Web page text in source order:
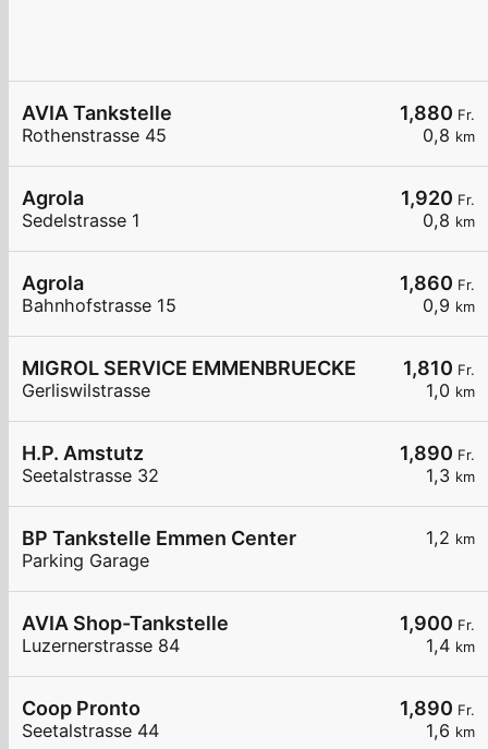
1,880 Fr.
0,8 km
AVIA Tankstelle
Rothenstrasse 45
1,920 Fr.
0,8 km
Agrola
Sedelstrasse 1
1,860 Fr.
0,9 km
Agrola
Bahnhofstrasse 15
1,810 Fr.
1,0 km
MIGROL SERVICE EMMENBRUECKE
Gerliswilstrasse
1,890 Fr.
1,3 km
H.P. Amstutz
Seetalstrasse 32
1,2 km
BP Tankstelle Emmen Center
Parking Garage
1,900 Fr.
1,4 km
AVIA Shop-Tankstelle
Luzernerstrasse 84
1,890 Fr.
1,6 km
Coop Pronto
Seetalstrasse 44